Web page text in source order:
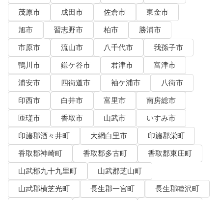
茂原市
成田市 佐倉市
東金市
旭市
習志野市 柏市
勝浦市
市原市
流山市 八千代市
我孫子市
鴨川市
鎌ケ谷市 君津市
富津市
浦安市
四街道市 袖ケ浦市
八街市
印西市
白井市 富里市
南房総市
匝瑳市
香取市 山武市
いすみ市
印旛郡酒々井町
大網白里市
印旛郡栄町
香取郡神崎町
香取郡多古町
香取郡東庄町
山武郡九十九里町
山武郡芝山町
山武郡横芝光町
長生郡一宮町
長生郡睦沢町